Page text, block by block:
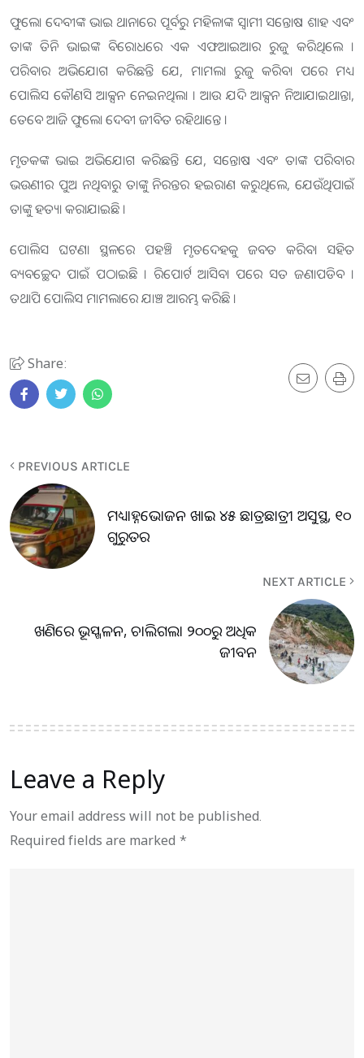
ଫୁଲୋ ଦେବୀଙ୍କ ଭାଇ ଥାନାରେ ପୂର୍ବରୁ ମହିଳାଙ୍କ ସ୍ୱାମୀ ସନ୍ତୋଷ ଶାହ ଏବଂ
ତାଙ୍କ ତିନି ଭାଇଙ୍କ ବିରୋଧରେ ଏକ ଏଫଆଇଆର ରୁଜୁ କରିଥିଲେ ।
ପରିବାର ଅଭିଯୋଗ କରିଛନ୍ତି ଯେ, ମାମଲା ରୁଜୁ କରିବା ପରେ ମଧ୍ୟ
ପୋଲିସ କୌଣସି ଆକ୍ସନ ନେଇନଥିଲା । ଆଉ ଯଦି ଆକ୍ସନ ନିଆଯାଇଥାନ୍ତା,
ତେବେ ଆଜି ଫୁଲୋ ଦେବୀ ଜୀବିତ ରହିଥାନ୍ତେ ।
ମୃତକଙ୍କ ଭାଇ ଅଭିଯୋଗ କରିଛନ୍ତି ଯେ, ସନ୍ତୋଷ ଏବଂ ତାଙ୍କ ପରିବାର
ଭଉଣୀର ପୁଅ ନଥିବାରୁ ତାଙ୍କୁ ନିରନ୍ତର ହଇରାଣ କରୁଥିଲେ, ଯେଉଁଥିପାଇଁ
ତାଙ୍କୁ ହତ୍ୟା କରାଯାଇଛି ।
ପୋଲିସ ଘଟଣା ସ୍ଥଳରେ ପହଞ୍ଚି ମୃତଦେହକୁ ଜବତ କରିବା ସହିତ
ବ୍ୟବଚ୍ଛେଦ ପାଇଁ ପଠାଇଛି । ରିପୋର୍ଟ ଆସିବା ପରେ ସତ ଜଣାପଡିବ ।
ତଥାପି ପୋଲିସ ମାମଲାରେ ଯାଞ୍ଚ ଆରମ୍ଭ କରିଛି ।
Share:
PREVIOUS ARTICLE
ମଧ୍ୟାହ୍ନଭୋଜନ ଖାଇ ୪୫ ଛାତ୍ରଛାତ୍ରୀ ଅସୁସ୍ଥ, ୧୦
ଗୁରୁତର
NEXT ARTICLE
ଖଣିରେ ଭୂସ୍ଖଳନ, ଚାଲିଗଲା ୨୦୦ରୁ ଅଧିକ
ଜୀବନ
Leave a Reply
Your email address will not be published.
Required fields are marked *